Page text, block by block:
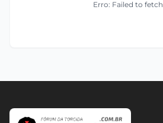
Erro: Failed to fetch